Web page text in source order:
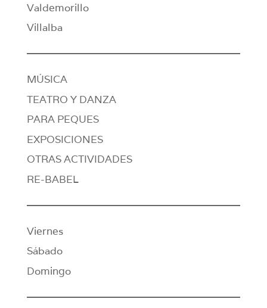
Valdemorillo
Villalba
MÚSICA
TEATRO Y DANZA
PARA PEQUES
EXPOSICIONES
OTRAS ACTIVIDADES
RE-BABEL
Viernes
Sábado
Domingo